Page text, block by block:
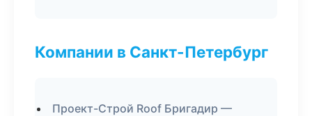
Компании в Санкт-Петербург
Проект-Строй Roof Бригадир —